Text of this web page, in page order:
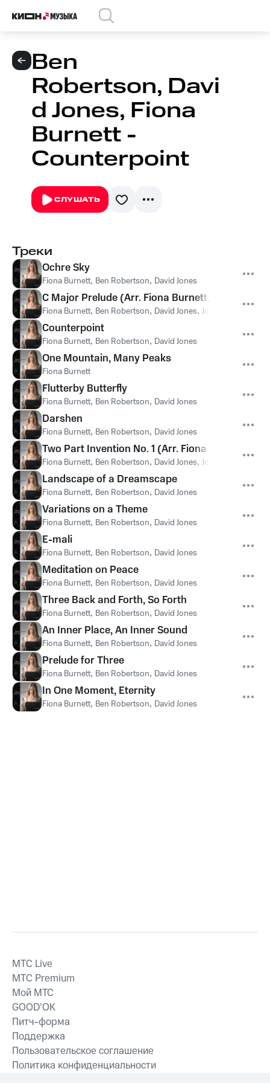
Ben
Robertson, Davi
d Jones, Fiona
Burnett -
Counterpoint
СЛУШАТЬ
Треки
Ochre Sky
Fiona Burnett, Ben Robertson, David Jones
C Major Prelude (Arr. Fiona Burnett, Ben
Fiona Burnett, Ben Robertson, David Jones, Johann Sebastian
Counterpoint
Fiona Burnett, Ben Robertson, David Jones
One Mountain, Many Peaks
Fiona Burnett
Flutterby Butterfly
Fiona Burnett, Ben Robertson, David Jones
Darshen
Fiona Burnett, Ben Robertson, David Jones
Two Part Invention No. 1 (Arr. Fiona Burnett,
Fiona Burnett, Ben Robertson, David Jones, Johann Sebastian
Landscape of a Dreamscape
Fiona Burnett, Ben Robertson, David Jones
Variations on a Theme
Fiona Burnett, Ben Robertson, David Jones
E-mali
Fiona Burnett, Ben Robertson, David Jones
Meditation on Peace
Fiona Burnett, Ben Robertson, David Jones
Three Back and Forth, So Forth
Fiona Burnett, Ben Robertson, David Jones
An Inner Place, An Inner Sound
Fiona Burnett, Ben Robertson, David Jones
Prelude for Three
Fiona Burnett, Ben Robertson, David Jones
In One Moment, Eternity
Fiona Burnett, Ben Robertson, David Jones
MTС Live
MTС Premium
Мой МТС
GOOD’OK
Питч-форма
Поддержка
Пользовательское соглашение
Политика конфиденциальности